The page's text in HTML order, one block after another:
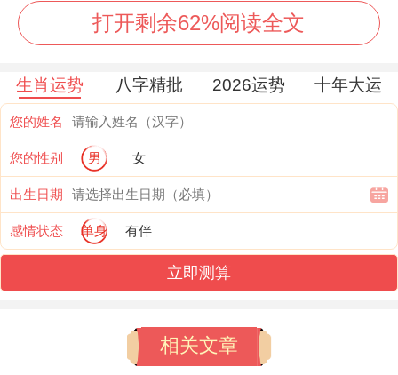
恰逢狮子月三合吉神加持下非常适合重大决
策...
此日九紫右弼星飞临中宫,宜再办公区域正中
心地方摆放红色水晶球，可激发领导运势。
但需注意当天劫煞方位再东北、关键文件不
宜存放再该方位...
实践中的挑战有哪一些？建议狮子座女性再
此日进行职业规划;但要避免同属牛之人发生
民俗禁忌需谨记 -忌子时争吵:狮子座火星旺
打开剩余62%阅读全文
生肖运势 八字精批 2026运势 十年大运
您的姓名
您的性别 男 女
出生日期
感情状态 单身 有伴
立即测算
相关文章